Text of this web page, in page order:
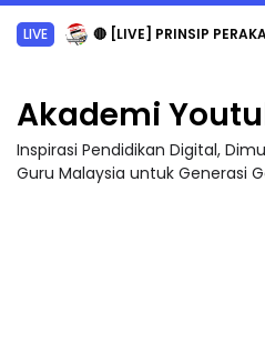
TRANSFORMASI DIGITAL GURU SIRI 7 : PAHLAWAN DIGITAL
Akademi
Inspirasi Pendidikan Digital,
Guru Malaysia untuk Generasi